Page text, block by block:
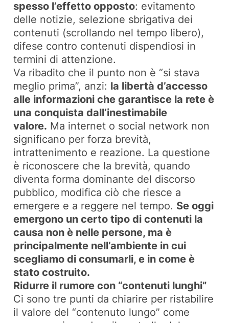
spesso l’effetto opposto: evitamento
delle notizie, selezione sbrigativa dei
contenuti (scrollando nel tempo libero),
difese contro contenuti dispendiosi in
termini di attenzione.
Va ribadito che il punto non è “si stava
meglio prima”, anzi: la libertà d’accesso
alle informazioni che garantisce la rete è
una conquista dall’inestimabile
valore. Ma internet o social network non
significano per forza brevità,
intrattenimento e reazione. La questione
è riconoscere che la brevità, quando
diventa forma dominante del discorso
pubblico, modifica ciò che riesce a
emergere e a reggere nel tempo. Se oggi
emergono un certo tipo di contenuti la
causa non è nelle persone, ma è
principalmente nell’ambiente in cui
scegliamo di consumarli, e in come è
stato costruito.
Ridurre il rumore con “contenuti lunghi”
Ci sono tre punti da chiarire per ristabilire
il valore del “contenuto lungo” come